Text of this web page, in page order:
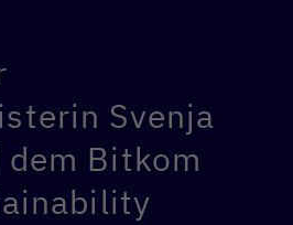
um inklusivere,
Politik zu gestalten und die
(DPI) zu stärken. Die
wurde auf dem vierten UN
das im April 2023 in
Svenja
dem Bitkom